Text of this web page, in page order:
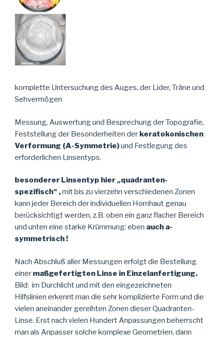
komplette Untersuchung des Auges, der Lider, Träne und
Sehvermögen
Messung, Auswertung und Besprechung der Topografie,
Feststellung der Besonderheiten der keratokonischen
Verformung (A-Symmetrie)und Festlegung des
erforderlichen Linsentyps.
besonderer Linsentyp hier „quadranten-
spezifisch“ ,mit bis zu vierzehn verschiedenen Zonen
kann jeder Bereich der individuellen Hornhaut genau
berücksichtigt werden, z.B. oben ein ganz flacher Bereich
und unten eine starke Krümmung: eben auch a-
symmetrisch !
Nach Abschluß aller Messungen erfolgt die Bestellung
einer maßgefertigten Linse in Einzelanfertigung.
Bild: im Durchlicht und mit den eingezeichneten
Hilfslinien erkennt man die sehr komplizierte Form und die
vielen aneinander gereihten Zonen dieser Quadranten-
Linse. Erst nach vielen Hundert Anpassungen beherrscht
man als Anpasser solche komplexe Geometrien, dann